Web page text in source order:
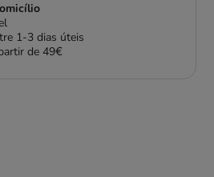
1-3 dias úteis
de 49€